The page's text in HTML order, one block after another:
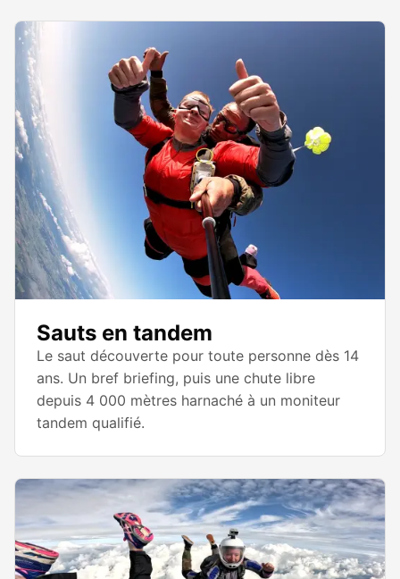
Sauts en tandem
Le saut découverte pour toute personne dès 14
ans. Un bref briefing, puis une chute libre
depuis 4 000 mètres harnaché à un moniteur
tandem qualifié.